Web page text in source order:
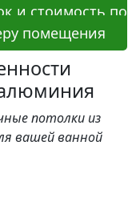
и стоимость по
помещения
потолки из
вашей ванной